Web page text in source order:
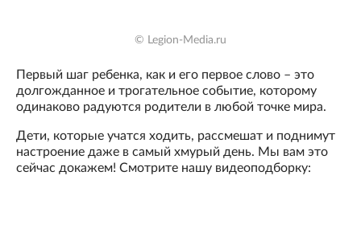
© Legion-Media.ru
Первый шаг ребенка, как и его первое слово – это
долгожданное и трогательное событие, которому
одинаково радуются родители в любой точке мира.
Дети, которые учатся ходить, рассмешат и поднимут
настроение даже в самый хмурый день. Мы вам это
сейчас докажем! Смотрите нашу видеоподборку: